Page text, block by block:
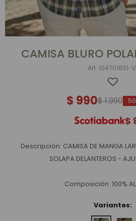
CAMISA BLURO
104701831-
$ 990$1.990 50
$
Descripción: CAMISA DE MANGA
SOLAPA DELANTEROS -
Composición: 100%
Variantes: